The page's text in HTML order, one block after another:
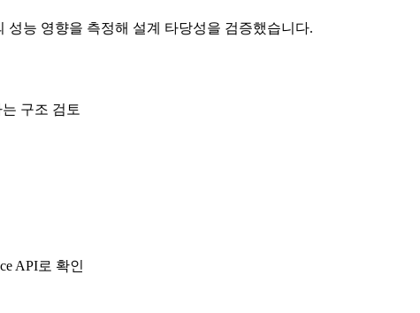
성능 영향을 측정해 설계 타당성을 검증했습니다.
구조 검토
API로 확인